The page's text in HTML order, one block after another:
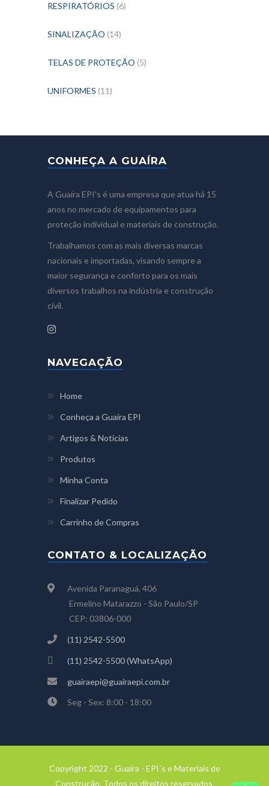
RESPIRATÓRIOS (6)
SINALIZAÇÃO (14)
TELAS DE PROTEÇÃO (5)
UNIFORMES (11)
CONHEÇA A GUAÍRA
A Guaíra EPI's é uma empresa que atua há 15
anos no mercado de equipamentos para
proteção individual e materiais de construção.
Trabalhamos com as mais diversas marcas
nacionais e importadas, visando sempre a
maior segurança e conforto para os mais
diversos trabalhos na indústria e construção
civil.
NAVEGAÇÃO
Home
Conheça a Guaíra EPI
Artigos & Notícias
Produtos
Minha Conta
Finalizar Pedido
Carrinho de Compras
CONTATO & LOCALIZAÇÃO
Avenida Paranaguá, 406
Ermelino Matarazzo - São Paulo/SP
CEP: 03806-000
(11) 2542-5500
(11) 2542-5500 (WhatsApp)
guairaepi@guairaepi.com.br
Seg - Sex: 8:00 - 18:00
Copyright 2022 - Guaíra - EPI´s e Materiais de
Construção. Todos os direitos reservados.